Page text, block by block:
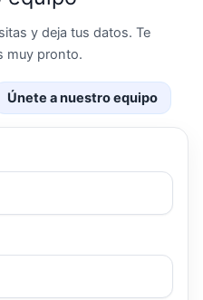
y deja tus datos. Te
muy pronto.
Únete a nuestro equipo